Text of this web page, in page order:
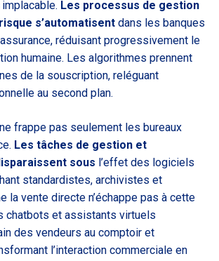
Les processus de gestion
s’automatisent dans les banques
réduisant progressivement le
humaine. Les algorithmes prennent
de la souscription, reléguant
au second plan.
frappe pas seulement les bureaux
Les tâches de gestion et
sous l’effet des logiciels
standardistes, archivistes et
la vente directe n’échappe pas à cette
chatbots et assistants virtuels
des vendeurs au comptoir et
l’interaction commerciale en